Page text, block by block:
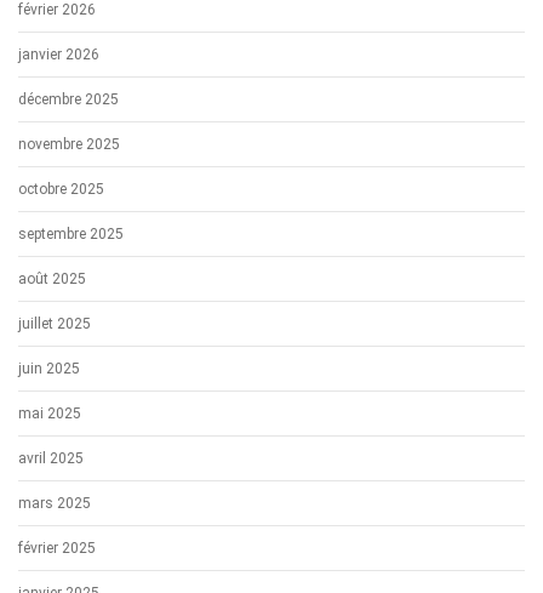
février 2026
janvier 2026
décembre 2025
novembre 2025
octobre 2025
septembre 2025
août 2025
juillet 2025
juin 2025
mai 2025
avril 2025
mars 2025
février 2025